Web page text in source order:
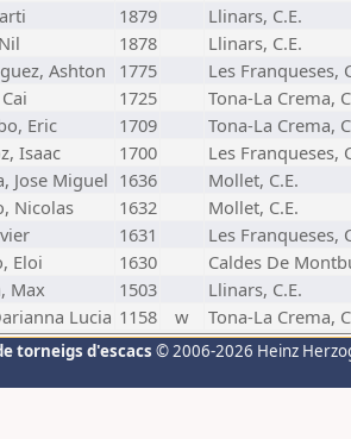
1879
Llinars, C.E.
1878
Llinars, C.E.
Ashton 1775
Les Franqueses,
1725
Tona-La Crema,
Eric 1709
Tona-La Crema,
Isaac 1700
Les Franqueses,
Jose Miguel 1636
Mollet, C.E.
Nicolas 1632
Mollet, C.E.
1631
Les Franqueses,
Eloi 1630
Caldes De
Max 1503
Llinars, C.E.
Lucia 1158 w Tona-La Crema,
torneigs d'escacs © 2006-2026 Heinz